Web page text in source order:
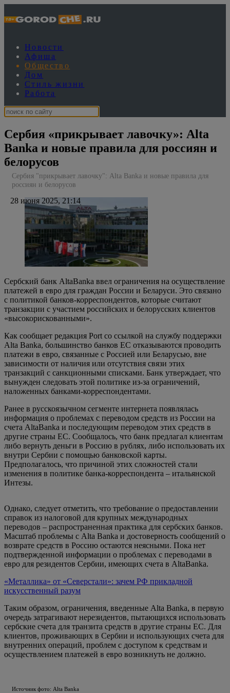
Новости
Афиша
Общество
Дом
Стиль жизни
Работа
Сербия «прикрывает лавочку»: Alta
Banka и новые правила для россиян и
белорусов
Сербия "прикрывает лавочку": Alta Banka и новые правила для
россиян и белорусов
28 июня 2025, 21:14
Сербский банк AltaBanka ввел ограничения на осуществление
платежей в евро для граждан России и Беларуси. Это связано
с политикой банков-корреспондентов, которые считают
транзакции с участием российских и белорусских клиентов
«высокорискованными».
Как сообщает редакция Port со ссылкой на службу поддержки
Alta Banka, большинство банков ЕС отказываются проводить
платежи в евро, связанные с Россией или Беларусью, вне
зависимости от наличия или отсутствия связи этих
транзакций с санкционными списками. Банк утверждает, что
вынужден следовать этой политике из-за ограничений,
наложенных банками-корреспондентами.
Ранее в русскоязычном сегменте интернета появлялась
информация о проблемах с переводом средств из России на
счета AltaBanka и последующим переводом этих средств в
другие страны ЕС. Сообщалось, что банк предлагал клиентам
либо вернуть деньги в Россию в рублях, либо использовать их
внутри Сербии с помощью банковской карты.
Предполагалось, что причиной этих сложностей стали
изменения в политике банка-корреспондента – итальянской
Интезы.
Однако, следует отметить, что требование о предоставлении
справок из налоговой для крупных международных
переводов – распространенная практика для сербских банков.
Масштаб проблемы с Alta Banka и достоверность сообщений о
возврате средств в Россию остаются неясными. Пока нет
подтвержденной информации о проблемах с переводами в
евро для резидентов Сербии, имеющих счета в AltaBanka.
«Металлика» от «Северстали»: зачем РФ прикладной
искусственный разум
Таким образом, ограничения, введенные Alta Banka, в первую
очередь затрагивают нерезидентов, пытающихся использовать
сербские счета для транзита средств в другие страны ЕС. Для
клиентов, проживающих в Сербии и использующих счета для
внутренних операций, проблем с доступом к средствам и
осуществлением платежей в евро возникнуть не должно.
Источник фото: Alta Banka